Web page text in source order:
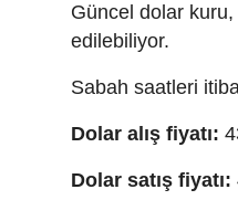
Güncel dolar
edilebiliyor.
Sabah saatleri
Dolar alış fiyatı:
Dolar satış fiyatı: